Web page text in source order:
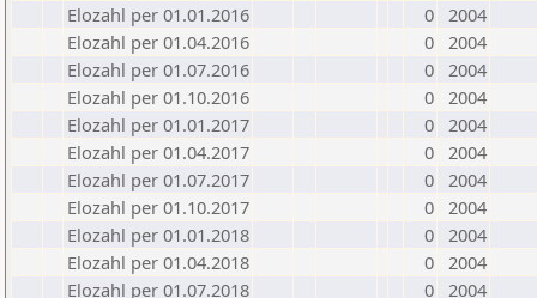
Elozahl per 01.01.2016
0 2004
Elozahl per 01.04.2016
0 2004
Elozahl per 01.07.2016
0 2004
Elozahl per 01.10.2016
0 2004
Elozahl per 01.01.2017
0 2004
Elozahl per 01.04.2017
0 2004
Elozahl per 01.07.2017
0 2004
Elozahl per 01.10.2017
0 2004
Elozahl per 01.01.2018
0 2004
Elozahl per 01.04.2018
0 2004
Elozahl per 01.07.2018
0 2004